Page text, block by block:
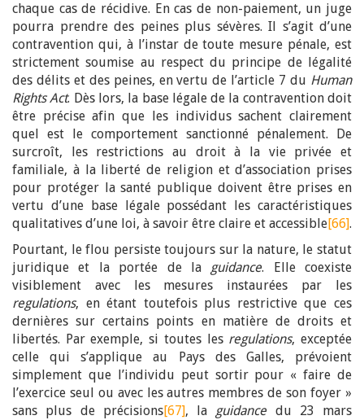
chaque cas de récidive. En cas de non-paiement, un juge
pourra prendre des peines plus sévères. Il s’agit d’une
contravention qui, à l’instar de toute mesure pénale, est
strictement soumise au respect du principe de légalité
des délits et des peines, en vertu de l’article 7 du Human
Rights Act. Dès lors, la base légale de la contravention doit
être précise afin que les individus sachent clairement
quel est le comportement sanctionné pénalement. De
surcroît, les restrictions au droit à la vie privée et
familiale, à la liberté de religion et d’association prises
pour protéger la santé publique doivent être prises en
vertu d’une base légale possédant les caractéristiques
qualitatives d’une loi, à savoir être claire et accessible[66].
Pourtant, le flou persiste toujours sur la nature, le statut
juridique et la portée de la guidance. Elle coexiste
visiblement avec les mesures instaurées par les
regulations, en étant toutefois plus restrictive que ces
dernières sur certains points en matière de droits et
libertés. Par exemple, si toutes les regulations, exceptée
celle qui s’applique au Pays des Galles, prévoient
simplement que l’individu peut sortir pour « faire de
l’exercice seul ou avec les autres membres de son foyer »
sans plus de précisions[67], la guidancedu 23 mars